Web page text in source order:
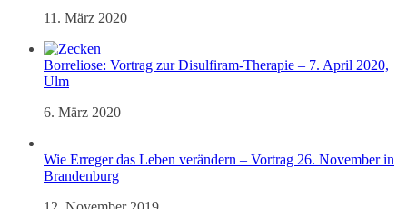
11. März 2020
Borreliose: Vortrag zur Disulfiram-Therapie – 7. April 2020,
Ulm
6. März 2020
Wie Erreger das Leben verändern – Vortrag 26. November in
Brandenburg